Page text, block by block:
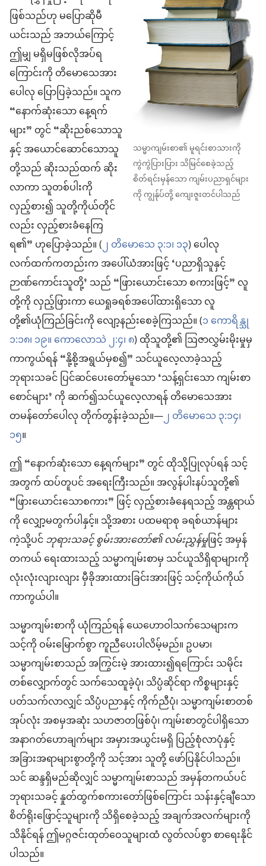
သမ္မာကျမ်းစာ၏ မူရင်းစာသားကို
ကွဲကွဲပြားပြား သိမြင်စေခဲ့သည့်
စိတ်ရင်းမှန်သော ကျမ်းပညာရှင်များ
ကို ကျွန်ုပ်တို့ ကျေးဇူးတင်ပါသည်
ဖြစ်သည်ဟု မပြောဆိုမီ
ယင်းသည် အဘယ်ကြောင့်
ဤမျှ မရှိမဖြစ်လိုအပ်ရ
ကြောင်းကို တိမောသေအား
ပေါလု ပြောပြခဲ့သည်။ သူက
“နောက်ဆုံးသော နေ့ရက်
များ” တွင် “ဆိုးညစ်သောသူ
နှင့် အယောင်ဆောင်သောသူ
တို့သည် ဆိုးသည်ထက် ဆိုး
လာကာ သူတစ်ပါးကို
လှည့်စား၍ သူတို့ကိုယ်တိုင်
လည်း လှည့်စားခံနေကြ
ရ၏” ဟုပြောခဲ့သည်။ (၂ တိမောသေ ၃:၁၊၁၃) ပေါလု
လက်ထက်ကတည်းက အပေါ်ယံအားဖြင့် ‘ပညာရှိသူနှင့်
ဉာဏ်ကောင်းသူတို့’ သည် “ဖြားယောင်းသော စကားဖြင့်” လူ
တို့ကို လှည့်ဖြားကာ ယေရှုခရစ်အပေါ်ထားရှိသော လူ
တို့၏ယုံကြည်ခြင်းကို လျော့နည်းစေခဲ့ကြသည်။ (၁ ကောရိန္သု
၁:၁၈၊ ၁၉။ကောလောသဲ ၂:၄၊၈) ထိုသူတို့၏ ဩဇာလွှမ်းမိုးမှုမှ
ကာကွယ်ရန် “နို့စို့အရွယ်မှစ၍” သင်ယူလေ့လာခဲ့သည့်
ဘုရားသခင် ပြင်ဆင်ပေးတော်မူသော ‘သန့်ရှင်းသော ကျမ်းစာ
စောင်များ’ ကို ဆက်၍သင်ယူလေ့လာရန် တိမောသေအား
တမန်တော်ပေါလု တိုက်တွန်းခဲ့သည်။—၂ တိမောသေ ၃:၁၄၊
၁၅။
ဤ “နောက်ဆုံးသော နေ့ရက်များ” တွင် ထိုသို့ပြုလုပ်ရန် သင့်
အတွက် ထပ်တူပင် အရေးကြီးသည်။ အလွန်ပါးနပ်သူတို့၏
“ဖြားယောင်းသောစကား” ဖြင့် လှည့်စားခံနေရသည့် အန္တရာယ်
ကို လျှော့မတွက်ပါနှင့်။ သို့အစား ပထမရာစု ခရစ်ယာန်များ
ကဲ့သို့ပင်ဘုရားသခင့် စွမ်းအားတော်၏ လမ်းညွှန်မှုဖြင့် အမှန်
တကယ် ရေးထားသည့် သမ္မာကျမ်းစာမှ သင်ယူသိရှိရာများကို
လုံးလုံးလျားလျား မှီခိုအားထားခြင်းအားဖြင့် သင့်ကိုယ်ကိုယ်
ကာကွယ်ပါ။
သမ္မာကျမ်းစာကို ယုံကြည်ရန် ယေဟောဝါသက်သေများက
သင့်ကို ဝမ်းမြောက်စွာ ကူညီပေးပါလိမ့်မည်။ ဥပမာ၊
သမ္မာကျမ်းစာသည် အကြွင်းမဲ့ အားထား၍ရကြောင်း သမိုင်း
တစ်လျှောက်တွင် သက်သေထူခဲ့ပုံ၊ သိပ္ပံဆိုင်ရာ ကိစ္စများနှင့်
ပတ်သက်လာလျှင် သိပ္ပံပညာနှင့် ကိုက်ညီပုံ၊ သမ္မာကျမ်းစာတစ်
အုပ်လုံး အစမှအဆုံး သဟဇာတဖြစ်ပုံ၊ ကျမ်းစာတွင်ပါရှိသော
အနာဂတ်ဟောချက်များ အမှားအယွင်းမရှိ ပြည့်စုံလာပုံနှင့်
အခြားအရာများစွာတို့ကို သင့်အား သူတို့ ဖော်ပြနိုင်ပါသည်။
သင် ဆန္ဒရှိမည်ဆိုလျှင် သမ္မာကျမ်းစာသည် အမှန်တကယ်ပင်
ဘုရားသခင့် နှုတ်ထွက်စကားတော်ဖြစ်ကြောင်း သန်းနှင့်ချီသော
စိတ်ရိုးဖြောင့်သူများကို သိရှိစေခဲ့သည့် အချက်အလက်များကို
သိနိုင်ရန် ဤမဂ္ဂဇင်းထုတ်ဝေသူများထံ လွတ်လပ်စွာ စာရေးနိုင်
ပါသည်။